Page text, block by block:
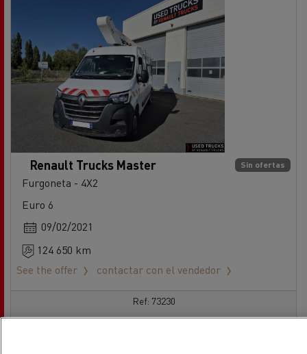
Sin ofertas
Renault Trucks Master
Furgoneta - 4X2
Euro 6
09/02/2021
124 650 km
See the offer
contactar con el vendedor
Ref: 73230